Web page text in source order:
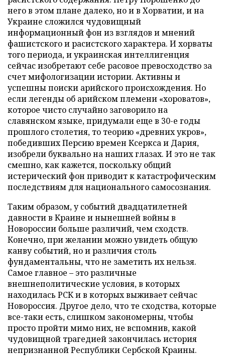
него в этом плане далеко, но и в Хорватии, и на
Украине сложился чудовищный
информационный фон из взглядов и мнений
фашистского и расистского характера. И хорваты
того периода, и украинская интеллигенция
сейчас изобретают себе расовое превосходство за
счет мифологизации истории. Активны и
успешны поиски арийского происхождения. Но
если легенды об арийском племени «хороватов»,
которое чисто случайно заговорило на
славянском языке, придумали еще в 30-е годы
прошлого столетия, то теорию «древних укров»,
победивших Персию времен Ксеркса и Дария,
изобрели буквально на наших глазах. И это не так
смешно, как кажется, поскольку общий
истерический фон приводит к катастрофическим
последствиям для национального самосознания.
Таким образом, у событий двадцатилетней
давности в Краине и нынешней войны в
Новороссии больше различий, чем сходств.
Конечно, при желании можно увидеть общую
канву событий, но и различия столь
фундаментальны, что не заметить их нельзя.
Самое главное – это различные
внешнеполитические условия, в которых
находилась РСК и в которых выживает сейчас
Новороссия. Другое дело, что те сходства, которые
все-таки есть, слишком закономерны, чтобы
просто пройти мимо них, не вспомнив, какой
чудовищной трагедией закончилась история
непризнанной Республики Сербской Краины.